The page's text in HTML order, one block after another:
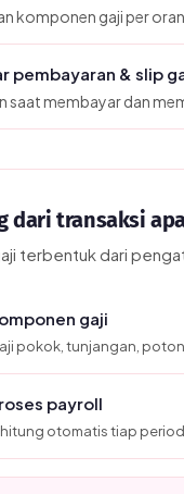
komponen gaji per
pembayaran & slip
saat membayar dan
dari transaksi
terbentuk dari
gaji
pokok, tunjangan,
payroll
otomatis tiap